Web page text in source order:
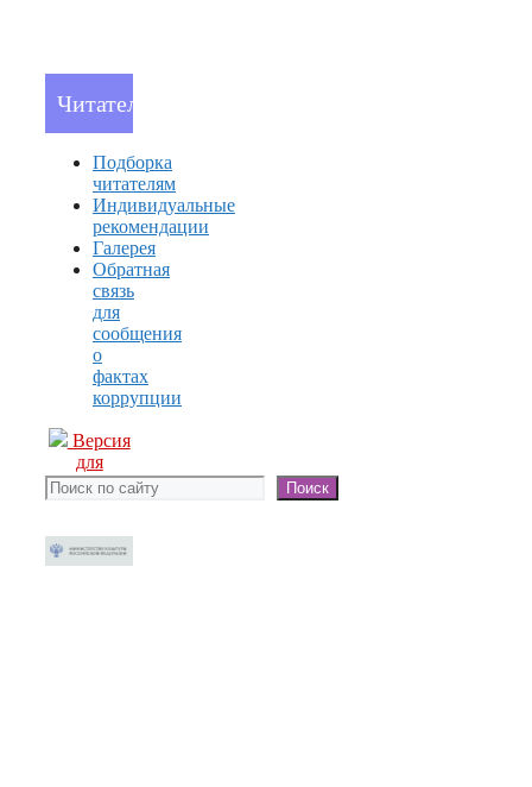
Читателям
Подборка
читателям
Индивидуальные
рекомендации
Галерея
Обратная
связь
для
сообщения
о
фактах
коррупции
Версия
для
слабовидящих
Поиск Поиск